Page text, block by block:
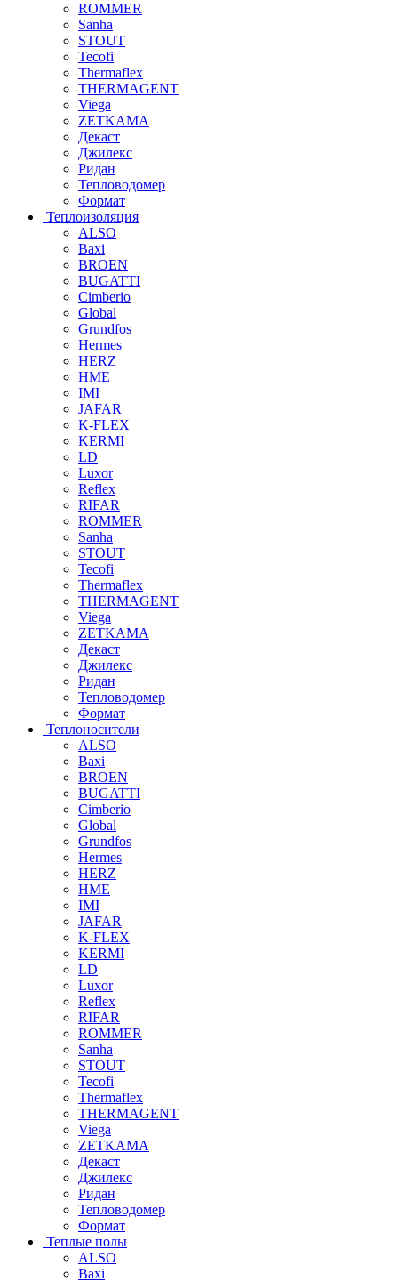
ROMMER
Sanha
STOUT
Tecofi
Thermaflex
THERMAGENT
Viega
ZETKAMA
Декаст
Джилекс
Ридан
Тепловодомер
Формат
Теплоизоляция
ALSO
Baxi
BROEN
BUGATTI
Cimberio
Global
Grundfos
Hermes
HERZ
HME
IMI
JAFAR
K-FLEX
KERMI
LD
Luxor
Reflex
RIFAR
ROMMER
Sanha
STOUT
Tecofi
Thermaflex
THERMAGENT
Viega
ZETKAMA
Декаст
Джилекс
Ридан
Тепловодомер
Формат
Теплоносители
ALSO
Baxi
BROEN
BUGATTI
Cimberio
Global
Grundfos
Hermes
HERZ
HME
IMI
JAFAR
K-FLEX
KERMI
LD
Luxor
Reflex
RIFAR
ROMMER
Sanha
STOUT
Tecofi
Thermaflex
THERMAGENT
Viega
ZETKAMA
Декаст
Джилекс
Ридан
Тепловодомер
Формат
Теплые полы
ALSO
Baxi